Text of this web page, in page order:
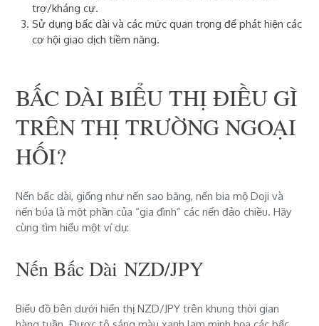
trợ/kháng cự.
Sử dụng bấc dài và các mức quan trọng để phát hiện các
cơ hội giao dịch tiềm năng.
BẤC DÀI BIỂU THỊ ĐIỀU GÌ
TRÊN THỊ TRƯỜNG NGOẠI
HỐI?
Nến bấc dài, giống như nếnsao băng, nến bia mộDoji và
nếnbúa là một phần của “gia đình” các nến đảo chiều. Hãy
cùng tìm hiểu một ví dụ:
Nến Bấc DàiNZD/JPY
Biểu đồ bên dưới hiển thị NZD/JPY trên khung thời gian